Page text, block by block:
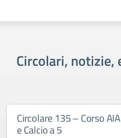
Circolari,
Circolare 135 – Corso
e Calcio a 5